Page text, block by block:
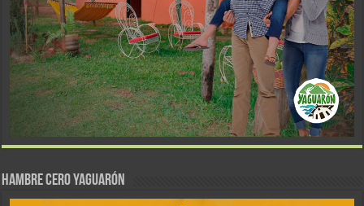
Hambre Cero Yaguarón